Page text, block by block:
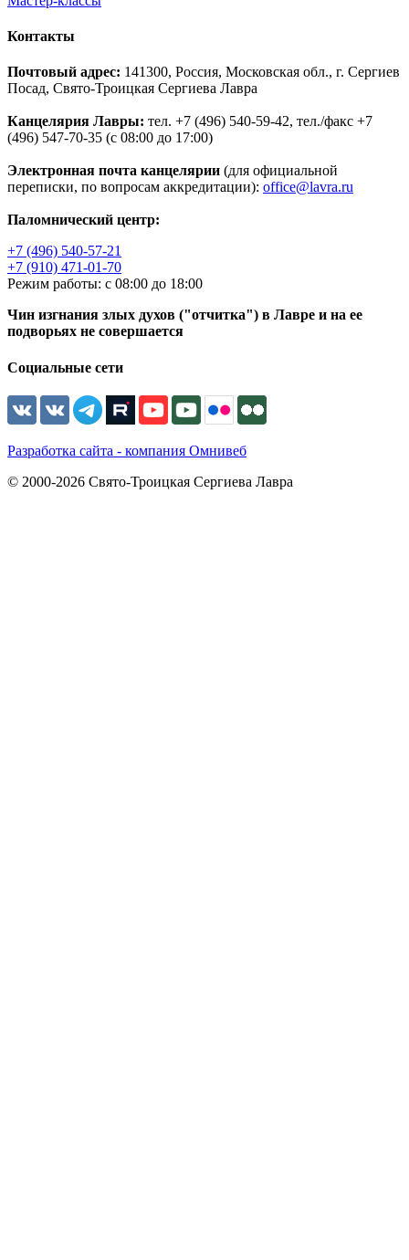
Контакты
Почтовый адрес: 141300, Россия, Московская обл., г. Сергиев
Посад, Свято-Троицкая Сергиева Лавра
Канцелярия Лавры: тел. +7 (496) 540-59-42, тел./факс +7
(496) 547-70-35 (с 08:00 до 17:00)
Электронная почта канцелярии (для официальной
переписки, по вопросам аккредитации): office@lavra.ru
Паломнический центр:
+7 (496) 540-57-21
+7 (910) 471-01-70
Режим работы: с 08:00 до 18:00
Чин изгнания злых духов ("отчитка") в Лавре и на ее
подворьях не совершается
Социальные сети
Разработка сайта - компания Омнивеб
© 2000-2026 Свято-Троицкая Сергиева Лавра